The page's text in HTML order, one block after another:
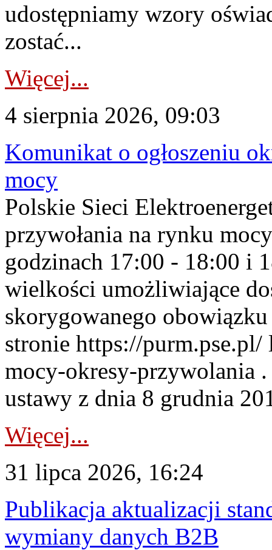
udostępniamy wzory
zostać...
Więcej...
4 sierpnia 2026, 09:03
Komunikat o ogłoszeniu
mocy
Polskie Sieci
przywołania na rynku
godzinach 17:00 - 18:00 i
wielkości umożliwiające
skorygowanego
stronie https://
mocy-okresy-przywolania
ustawy z dnia 8 grudnia
Więcej...
31 lipca 2026, 16:24
Publikacja aktualizacji
wymiany danych B2B